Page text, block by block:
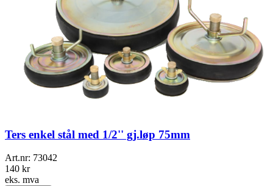
Ters enkel stål med 1/2'' gj.løp 75mm
Art.nr: 73042
140 kr
eks. mva